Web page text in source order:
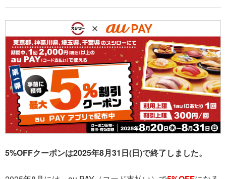
5%OFFクーポンは2025年8月31日(日)で終了しました。